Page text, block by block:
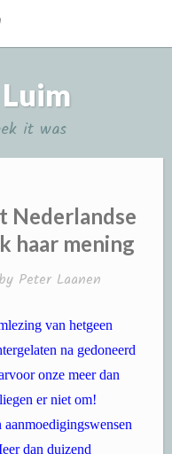
it was
Nederlandse
haar mening
Peter Laanen
van hetgeen
na gedoneerd
onze meer dan
er niet om!
dan duizend